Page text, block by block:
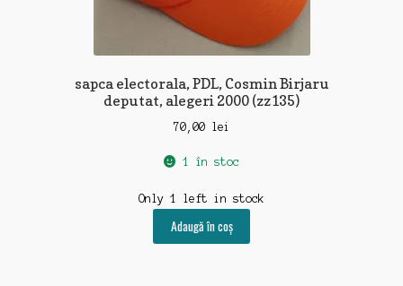
sapca electorala, PDL, Cosmin Birjaru
deputat, alegeri 2000 (zz135)
70,00 lei
1 în stoc
Only 1 left in stock
Adaugă în coș